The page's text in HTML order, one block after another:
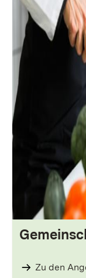
Zu den